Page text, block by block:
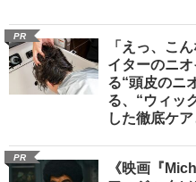
PR
「えっ、こ
イターのニ
る“頭皮のニ
る、“ウィッ
した徹底ケ
PR
《映画『